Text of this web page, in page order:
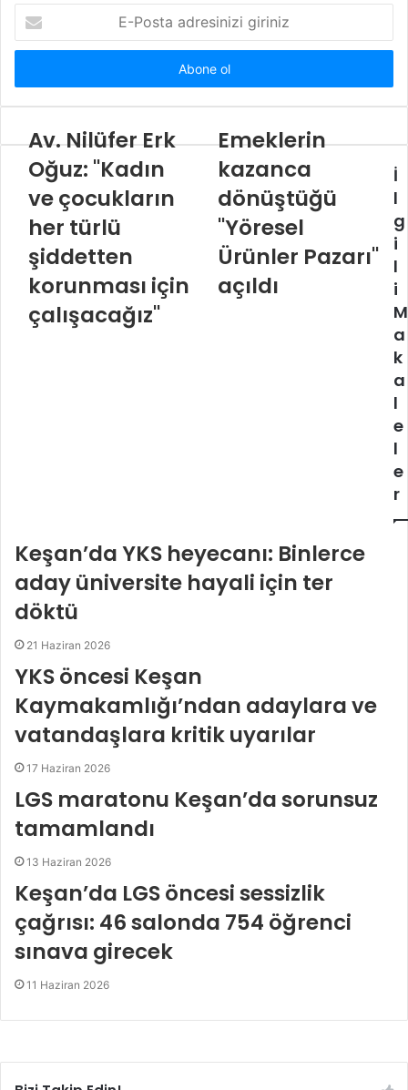
Posta
adresinizi
Av. Nilüfer Erk
Oğuz: "Kadın
ve çocukların
her türlü
şiddetten
korunması için
çalışacağız"
Emeklerin
kazanca
dönüştüğü
"Yöresel
Ürünler Pazarı"
açıldı
İ
l
g
i
l
i
M
a
k
a
l
e
l
e
r
Keşan’da YKS heyecanı: Binlerce
aday üniversite hayali için ter
döktü
21 Haziran 2026
YKS öncesi Keşan
Kaymakamlığı’ndan adaylara ve
vatandaşlara kritik uyarılar
17 Haziran 2026
LGS maratonu Keşan’da sorunsuz
tamamlandı
13 Haziran 2026
Keşan’da LGS öncesi sessizlik
çağrısı: 46 salonda 754 öğrenci
sınava girecek
11 Haziran 2026